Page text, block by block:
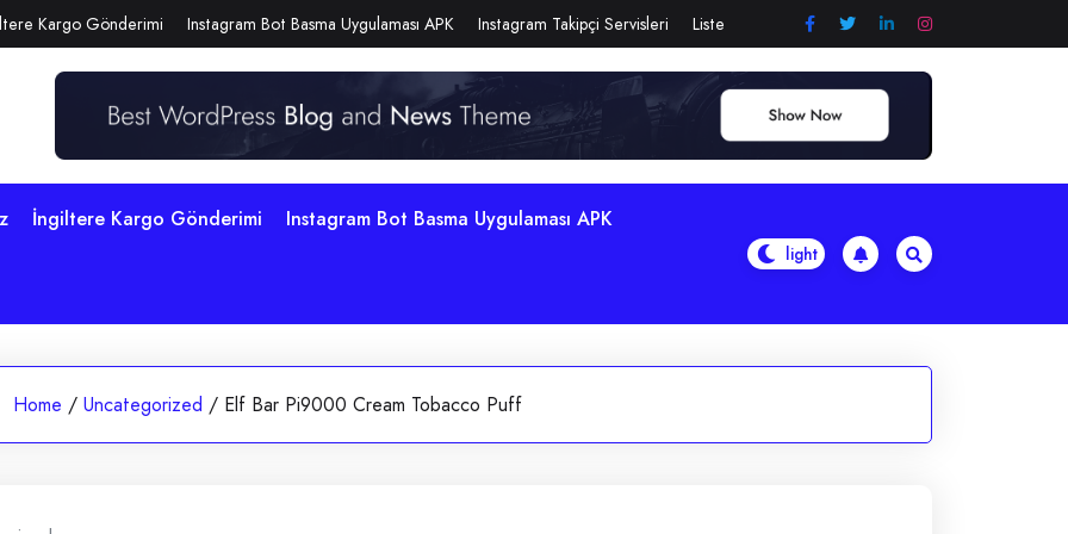
Kargo Gönderimi Instagram Bot Basma Uygulaması APK Instagram Takipçi Servisleri Liste
İngiltere Kargo Gönderimi Instagram Bot Basma Uygulaması APK
Home / Uncategorized / Elf Bar Pi9000 Cream Tobacco Puff